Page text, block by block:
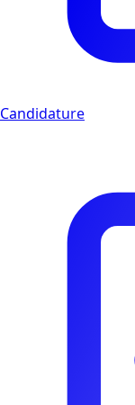
Candidature